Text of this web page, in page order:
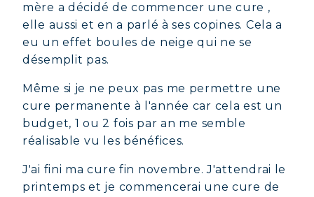
mère a décidé de commencer une cure ,
elle aussi et en a parlé à ses copines. Cela a
eu un effet boules de neige qui ne se
désemplit pas.
Même si je ne peux pas me permettre une
cure permanente à l'année car cela est un
budget, 1 ou 2 fois par an me semble
réalisable vu les bénéfices.
J'ai fini ma cure fin novembre. J'attendrai le
printemps et je commencerai une cure de